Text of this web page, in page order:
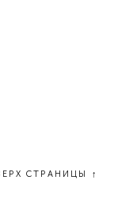
СТРАНИЦЫ ↑